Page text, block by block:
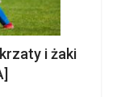
i żaki